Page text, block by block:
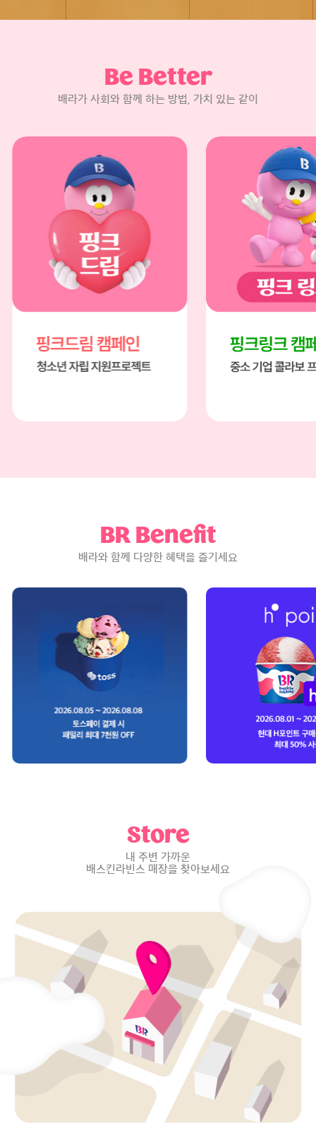
Be Better
배라가 사회와 함께 하는 방법, 가치 있는 같이
BR Benefit
배라와 함께 다양한 혜택을 즐기세요
Store
내 주변 가까운
배스킨라빈스 매장을 찾아보세요